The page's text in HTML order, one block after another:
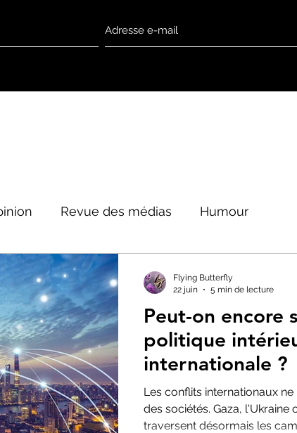
Revue des médias Humour
Peut-on encore
politique
internationale ?
Les conflits internationaux
des sociétés. Gaza, l'Ukraine
traversent désormais les
Flying Butterfly
22 juin
5 min de lecture